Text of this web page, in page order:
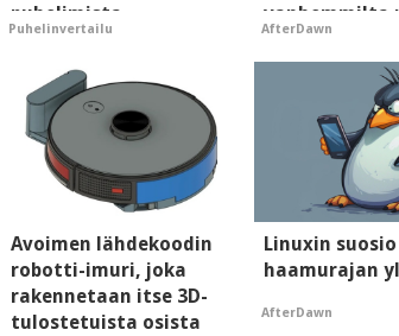
puhelimista
supersuosittuja
Puhelinvertailu
vanhemmilta
AfterDawn
Avoimen lähdekoodin
robotti-imuri, joka
rakennetaan itse 3D-
tulostetuista osista
Linuxin
haamurajan
AfterDawn